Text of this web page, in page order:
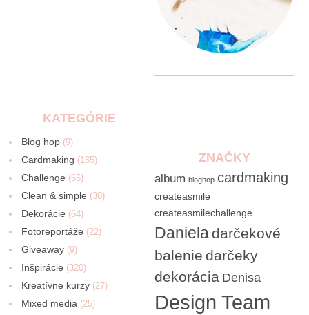
KATEGÓRIE
Blog hop (9)
Cardmaking (165)
Challenge (65)
Clean & simple (30)
Dekorácie (64)
Fotoreportáže (22)
Giveaway (9)
Inšpirácie (320)
Kreatívne kurzy (27)
Mixed media (25)
ZNAČKY
album bloghop cardmaking
createasmile
createasmilechallenge
Daniela darčekové
balenie darčeky
dekorácia Denisa
Design Team